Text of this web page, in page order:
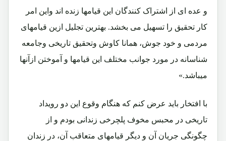
و عده ای از اشتراک کنندگان این قیامها زنده اند واین امر
کار تحقیق را تسهیل می بخشد. بهترین تجلیل ازین قیامھای
مردمی و خود جوش، ھمانا کاوش وتحقیق تاریخی وجامعه
شناسانه در مورد جوانب مختلف این قیامها و آموختن ازآنها
میباشد.»
با افتخار باید عرض کنم که هنگام وقوع این دو رویداد
تاریخی در محبس مخوف پلچرخی زندانی بودم و از
چگونگی جریان آن و دیگر قیامهای متعاقب آن، در زندان